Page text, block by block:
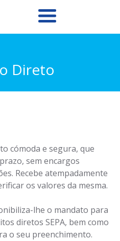
Direto
cómoda e segura, que
sem encargos
Recebe atempadamente
os valores da mesma.
lhe o mandato para
diretos SEPA, bem como
o seu preenchimento.